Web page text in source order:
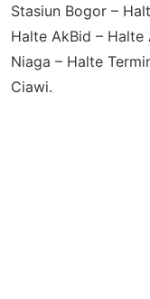
Stasiun Bogor –
Halte AkBid – Halte
Niaga – Halte
Ciawi.